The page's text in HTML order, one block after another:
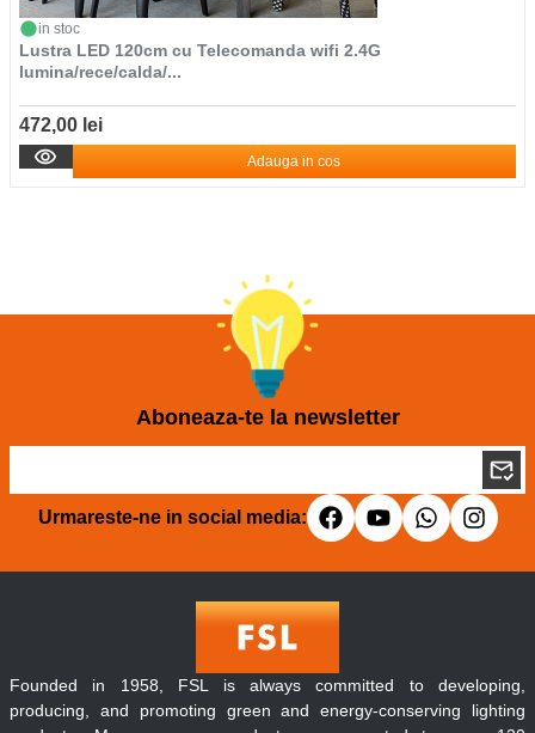
in stoc
Lustra LED 120cm cu Telecomanda wifi 2.4G
lumina/rece/calda/...
472,00 lei
Adauga in cos
Aboneaza-te la newsletter
Urmareste-ne in social media:
Founded in 1958, FSL is always committed to developing,
producing, and promoting green and energy-conserving lighting